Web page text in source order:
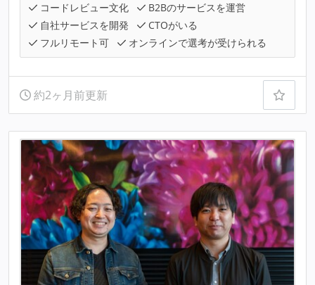
コードレビュー文化
B2Bのサービスを運営
自社サービスを開発
CTOがいる
フルリモート可
オンラインで選考が受けられる
約2ヶ月前更新